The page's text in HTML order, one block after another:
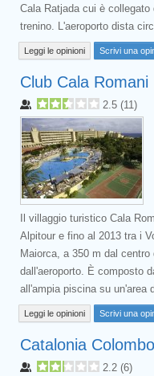
Cala Ratjada cui è
trenino. L'aeroporto dista
Leggi le opinioni Scrivi una
Club Cala Romani
2.5 (11)
Il villaggio turistico Cala
Alpitour e fino al 2013 tra i
Maiorca, a 350 m dal
dall'aeroporto. È composto
all'ampia piscina su un'area
Leggi le opinioni Scrivi una
Catalonia Colombo
2.2 (6)